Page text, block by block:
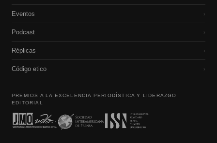
Eventos ›
Podcast ›
Réplicas ›
Código etico ›
PREMIOS A LA EXCELENCIA PERIODÍSTICA Y LIDERAZGO
EDITORIAL